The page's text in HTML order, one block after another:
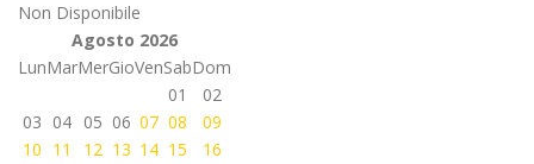
Non Disponibile
Agosto 2026
LunMarMerGioVenSabDom
01
02
03 04 05 06 07 08
09
10 11 12 13 14 15
16